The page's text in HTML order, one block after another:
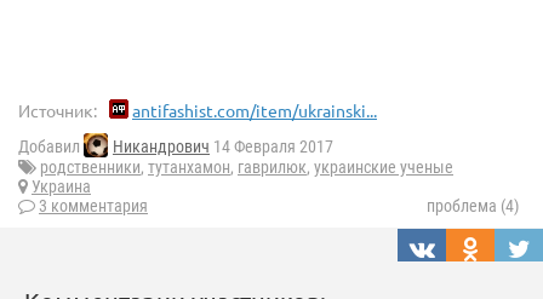
Источник: antifashist.com/item/ukrainski...
Добавил Никандрович 14 Февраля 2017
родственники, тутанхамон, гаврилюк, украинские ученые
Украина
3 комментария
проблема (4)